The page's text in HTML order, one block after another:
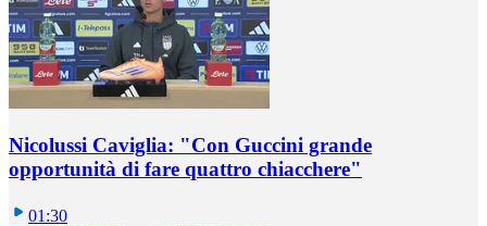
Nicolussi Caviglia: "Con Guccini grande
opportunità di fare quattro chiacchere"
01:30